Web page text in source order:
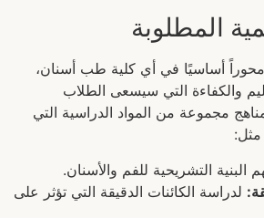
المطلوبة
محوراً أساسيًا في أي كلية طب أسنان،
والكفاءة التي سيسعى الطلاب
مجموعة من المواد الدراسية التي
مثل:
البنية التشريحية للفم والأسنان.
لدراسة الكائنات الدقيقة التي تؤثر على